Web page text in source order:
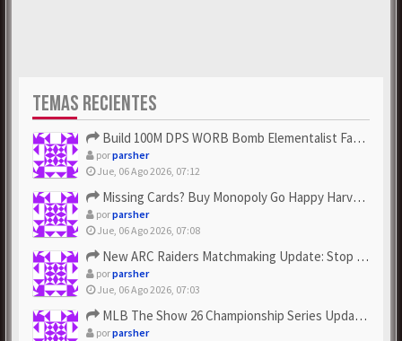
TEMAS RECIENTES
Build 100M DPS WORB Bomb Elementalist Fast - Grab POE Curren...
porparsher
Jue, 06 Ago 2026, 07:12
Missing Cards? Buy Monopoly Go Happy Harvest with Looney Tun...
porparsher
Jue, 06 Ago 2026, 07:08
New ARC Raiders Matchmaking Update: Stop Failed - Grab Bluep...
porparsher
Jue, 06 Ago 2026, 07:03
MLB The Show 26 Championship Series Update! Get Cheap & ...
porparsher